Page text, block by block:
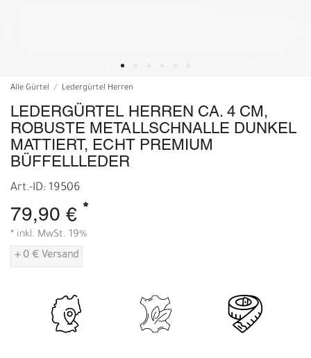
Alle Gürtel Ledergürtel Herren
LEDERGÜRTEL HERREN CA. 4 CM,
ROBUSTE METALLSCHNALLE DUNKEL
MATTIERT, ECHT PREMIUM
BÜFFELLLEDER
Art.-ID: 19506
79,90 € *
* inkl. MwSt. 19%
+ 0 € Versand